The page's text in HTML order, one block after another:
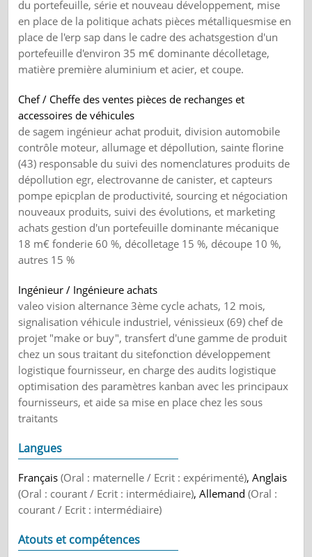
du portefeuille, série et nouveau développement, mise
en place de la politique achats pièces métalliquesmise en
place de l'erp sap dans le cadre des achatsgestion d'un
portefeuille d'environ 35 m€ dominante décolletage,
matière première aluminium et acier, et coupe.
Chef / Cheffe des ventes pièces de rechanges et
accessoires de véhicules
de sagem ingénieur achat produit, division automobile
contrôle moteur, allumage et dépollution, sainte florine
(43) responsable du suivi des nomenclatures produits de
dépollution egr, electrovanne de canister, et capteurs
pompe epicplan de productivité, sourcing et négociation
nouveaux produits, suivi des évolutions, et marketing
achats gestion d'un portefeuille dominante mécanique
18 m€ fonderie 60 %, décolletage 15 %, découpe 10 %,
autres 15 %
Ingénieur / Ingénieure achats
valeo vision alternance 3ème cycle achats, 12 mois,
signalisation véhicule industriel, vénissieux (69) chef de
projet "make or buy", transfert d'une gamme de produit
chez un sous traitant du sitefonction développement
logistique fournisseur, en charge des audits logistique
optimisation des paramètres kanban avec les principaux
fournisseurs, et aide sa mise en place chez les sous
traitants
Langues
Français(Oral : maternelle / Ecrit : expérimenté), Anglais
(Oral : courant / Ecrit : intermédiaire), Allemand(Oral :
courant / Ecrit : intermédiaire)
Atouts et compétences